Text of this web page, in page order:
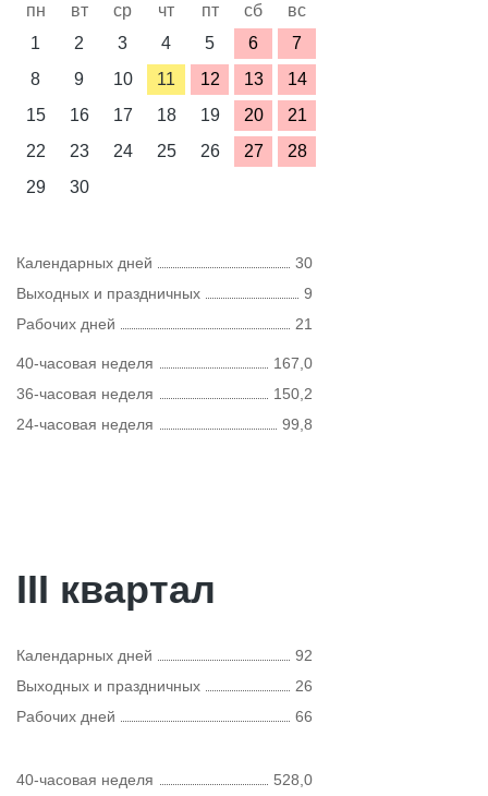
пн вт ср чт пт сб
вс
1
2 3 4 5 6
7
8
9 10 11 12 13
14
15
16 17 18 19 20
21
22
23 24 25 26 27
28
29
30
Календарных дней
30
Выходных и праздничных
9
Рабочих дней
21
40-часовая неделя
167,0
36-часовая неделя
150,2
24-часовая неделя
99,8
III квартал
Календарных дней
92
Выходных и праздничных
26
Рабочих дней
66
40-часовая неделя 528,0